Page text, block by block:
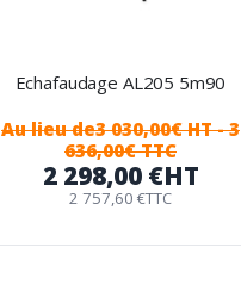
Echafaudage AL205 5m90
Au lieu de3 030,00€ HT- 3
636,00€ TTC
2 298,00 €HT
2 757,60 €TTC